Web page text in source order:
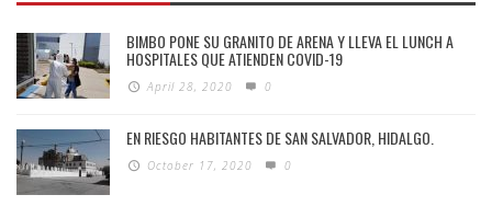
BIMBO PONE SU GRANITO DE ARENA Y LLEVA EL LUNCH A
HOSPITALES QUE ATIENDEN COVID-19
April 28, 2020 0
EN RIESGO HABITANTES DE SAN SALVADOR, HIDALGO.
October 17, 2020 0